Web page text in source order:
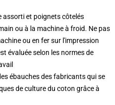
assorti et poignets côtelés
ou à la machine à froid. Ne pas
ou en fer sur l'impression
évaluée selon les normes de
ébauches des fabricants qui se
de culture du coton grâce à